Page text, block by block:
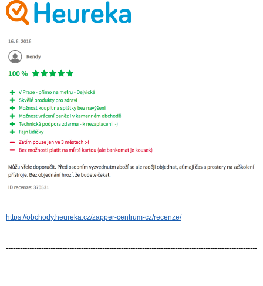
https://obchody.heureka.cz/zapper-centrum-cz/recenze/
-----------------------------------------------------------------------------------------------------------
-----------------------------------------------------------------------------------------------------------
-----